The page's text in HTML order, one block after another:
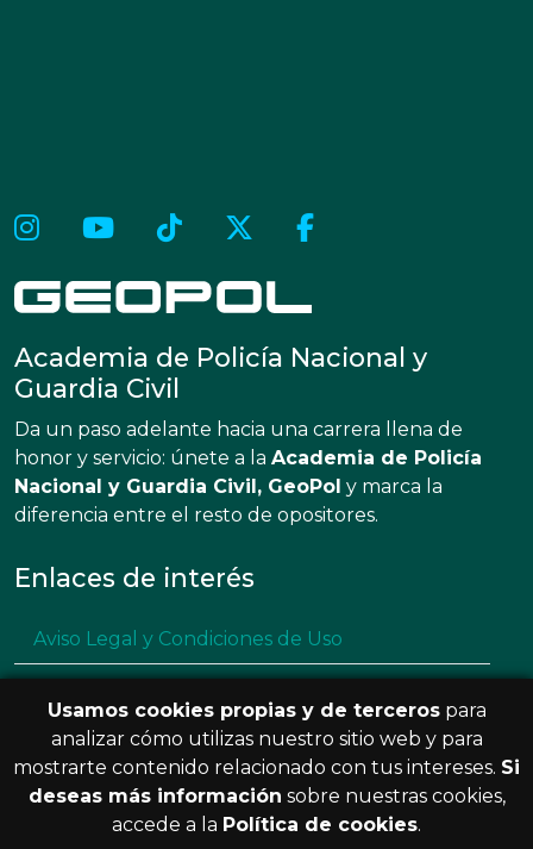
Academia de Policía Nacional y
Guardia Civil
Da un paso adelante hacia una carrera llena de
honor y servicio: únete a la Academia de Policía
Nacional y Guardia Civil, GeoPol y marca la
diferencia entre el resto de opositores.
Enlaces de interés
Aviso Legal y Condiciones de Uso
Política de cookies
Resolución de litigios en línea
Usamos cookies propias y de tercerospara
analizar cómo utilizas nuestro sitio web y para
mostrarte contenido relacionado con tus intereses. Si
deseas más información sobre nuestras cookies,
accede a la Política de cookies.